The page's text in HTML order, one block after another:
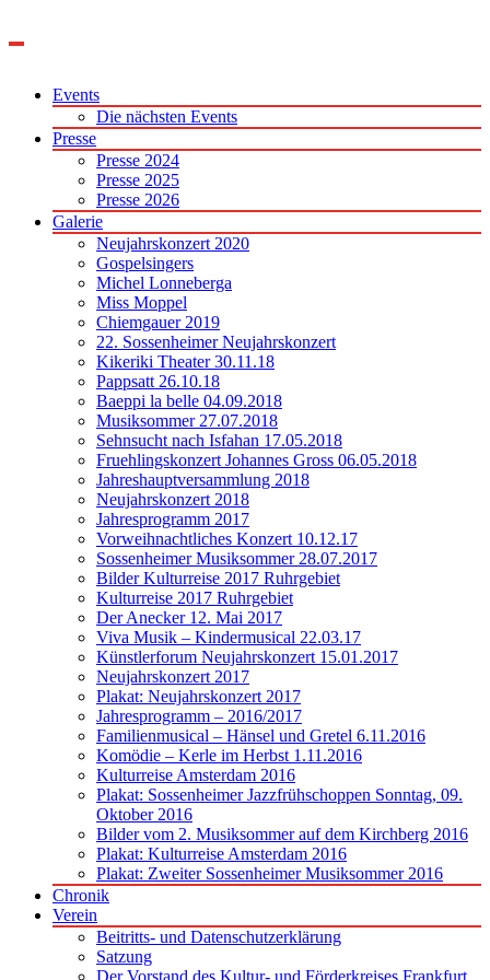
Events
Die nächsten Events
Presse
Presse 2024
Presse 2025
Presse 2026
Galerie
Neujahrskonzert 2020
Gospelsingers
Michel Lonneberga
Miss Moppel
Chiemgauer 2019
22. Sossenheimer Neujahrskonzert
Kikeriki Theater 30.11.18
Pappsatt 26.10.18
Baeppi la belle 04.09.2018
Musiksommer 27.07.2018
Sehnsucht nach Isfahan 17.05.2018
Fruehlingskonzert Johannes Gross 06.05.2018
Jahreshauptversammlung 2018
Neujahrskonzert 2018
Jahresprogramm 2017
Vorweihnachtliches Konzert 10.12.17
Sossenheimer Musiksommer 28.07.2017
Bilder Kulturreise 2017 Ruhrgebiet
Kulturreise 2017 Ruhrgebiet
Der Anecker 12. Mai 2017
Viva Musik – Kindermusical 22.03.17
Künstlerforum Neujahrskonzert 15.01.2017
Neujahrskonzert 2017
Plakat: Neujahrskonzert 2017
Jahresprogramm – 2016/2017
Familienmusical – Hänsel und Gretel 6.11.2016
Komödie – Kerle im Herbst 1.11.2016
Kulturreise Amsterdam 2016
Plakat: Sossenheimer Jazzfrühschoppen Sonntag, 09.
Oktober 2016
Bilder vom 2. Musiksommer auf dem Kirchberg 2016
Plakat: Kulturreise Amsterdam 2016
Plakat: Zweiter Sossenheimer Musiksommer 2016
Chronik
Verein
Beitritts- und Datenschutzerklärung
Satzung
Der Vorstand des Kultur- und Förderkreises Frankfurt